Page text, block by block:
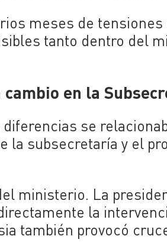
meses de
tanto dentro del
en la
se
la subsecretaría y el
ministerio. La
la
también provocó